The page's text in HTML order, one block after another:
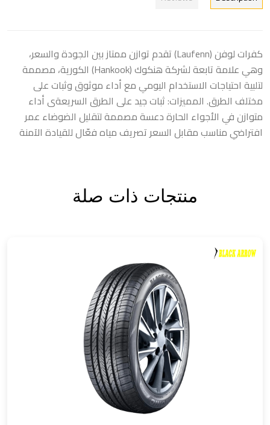
كفرات لوفن (Laufenn) تقدم توازن ممتاز بين الجودة والسعر،
وهي علامة تابعة لشركة هنكوك (Hankook) الكورية، مصممة
لتلبية احتياجات الاستخدام اليومي مع أداء موثوق وثبات على
مختلف الطرق. المميزات: ثبات جيد على الطرق السريعةى أداء
متوازن في الأجواء الحارة دعسة مصممة لتقليل الضوضاء عمر
افتراضي مناسب مقابل السعر تصريف مياه فعّال للقيادة الآمنة
منتجات ذات صلة